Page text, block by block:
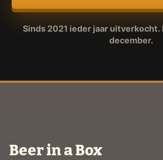
Sinds 2021 ieder jaar
december.
Beer in a Box